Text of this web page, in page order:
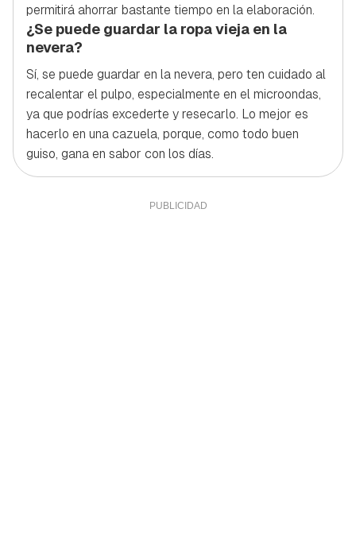
permitirá ahorrar bastante tiempo en la elaboración.
¿Se puede guardar la ropa vieja en la
nevera?
Sí, se puede guardar en la nevera, pero ten cuidado al
recalentar el pulpo, especialmente en el microondas,
ya que podrías excederte y resecarlo. Lo mejor es
hacerlo en una cazuela, porque, como todo buen
guiso, gana en sabor con los días.